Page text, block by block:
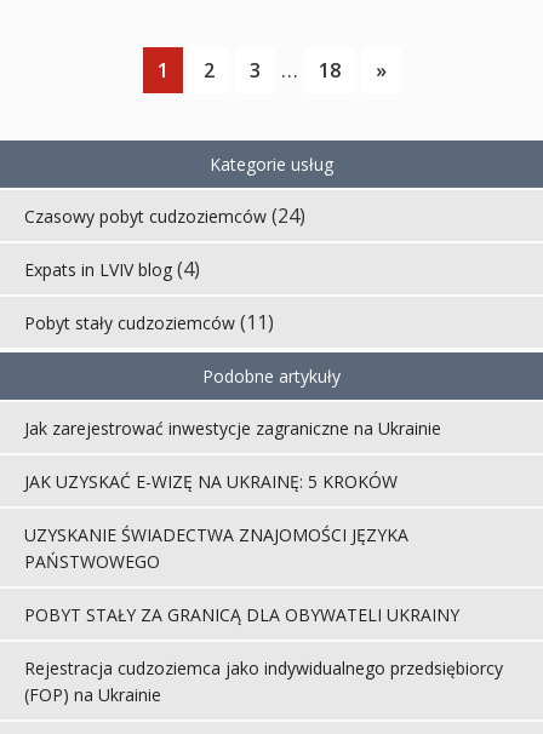
1 2 3 … 18 »
Kategorie usług
Czasowy pobyt cudzoziemców (24)
Expats in LVIV blog (4)
Pobyt stały cudzoziemców (11)
Podobne artykuły
Jak zarejestrować inwestycje zagraniczne na Ukrainie
JAK UZYSKAĆ ​​E-WIZĘ NA UKRAINĘ: 5 KROKÓW
UZYSKANIE ŚWIADECTWA ZNAJOMOŚCI JĘZYKA
PAŃSTWOWEGO
POBYT STAŁY ZA GRANICĄ DLA OBYWATELI UKRAINY
Rejestracja cudzoziemca jako indywidualnego przedsiębiorcy
(FOP) na Ukrainie